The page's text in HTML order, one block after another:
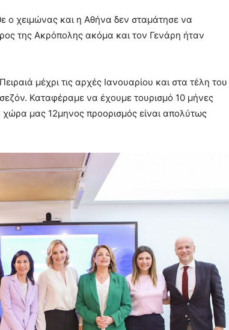
ο χειμώνας και η Αθήνα δεν σταμάτησε να
της Ακρόπολης ακόμα και τον Γενάρη ήταν
μέχρι τις αρχές Ιανουαρίου και στα τέλη του
Καταφέραμε να έχουμε τουρισμό 10 μήνες
μας 12μηνος προορισμός είναι απολύτως